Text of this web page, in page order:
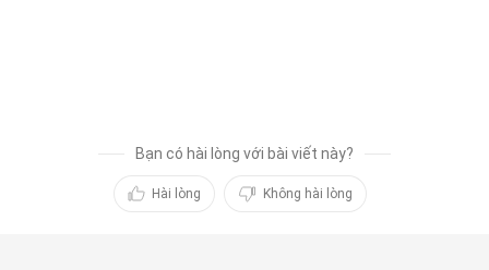
Bạn có hài lòng với bài viết này?
Hài lòng Không hài lòng